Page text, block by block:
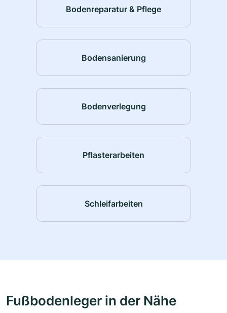
Bodenreparatur & Pflege
Bodensanierung
Bodenverlegung
Pflasterarbeiten
Schleifarbeiten
Fußbodenleger in der Nähe